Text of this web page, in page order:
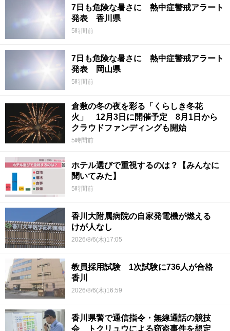
7日も危険な暑さに 熱中症警戒アラート
発表 香川県
5時間前
7日も危険な暑さに 熱中症警戒アラート
発表 岡山県
5時間前
倉敷の冬の夜を彩る「くらしき冬花
火」 12月3日に開催予定 8月1日から
クラウドファンディングも開始
5時間前
ホテル選びで重視するのは？【みんなに
聞いてみた】
5時間前
香川大附属病院の自家発電機が燃える
けが人なし
2026/8/6(木)17:05
教員採用試験 1次試験に736人が合格
香川
2026/8/6(木)16:59
香川県警で通信指令・無線通話の競技
会 トクリュウによる窃盗事件を想定